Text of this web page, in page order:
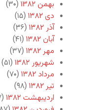
بهمن ۱۳۸۲
(۳۰)
دی ۱۳۸۲
(۱۵)
آذر ۱۳۸۲
(۳۶)
آبان ۱۳۸۲
(۴۱)
مهر ۱۳۸۲
(۳۷)
شهریور ۱۳۸۲
(۵۱)
مرداد ۱۳۸۲
(۷۰)
تیر ۱۳۸۲
(۹۸)
اردیبهشت ۱۳۸۲
(۶۷)